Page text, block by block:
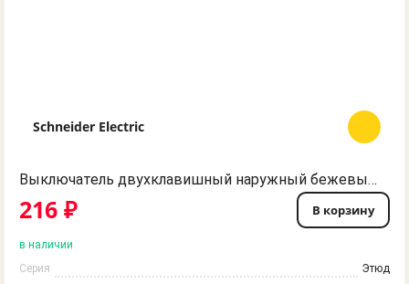
Schneider Electric
Выключатель двухклавишный наружный бежевый сх. 5 ЭТЮД Schneider Electric
216 ₽ В корзину
в наличии
Серия
Этюд